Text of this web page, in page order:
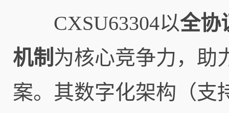
CXSU63304以全协
机制为核心竞争力，助
案。其数字化架构（支